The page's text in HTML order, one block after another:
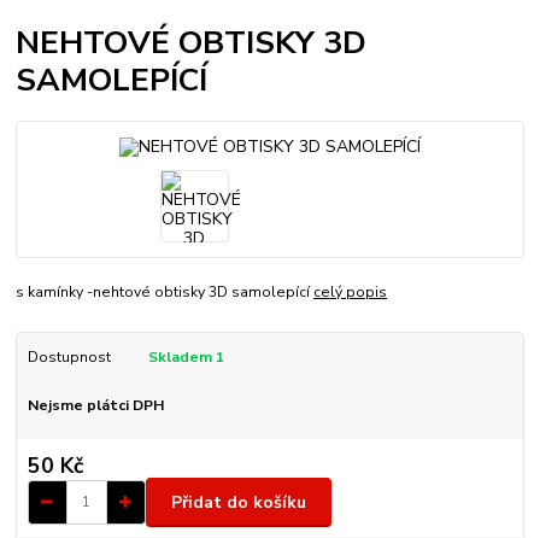
NEHTOVÉ OBTISKY 3D
SAMOLEPÍCÍ
s kamínky -nehtové obtisky 3D samolepícícelý popis
Dostupnost Skladem 1
Nejsme plátci DPH
50 Kč
Přidat do košíku